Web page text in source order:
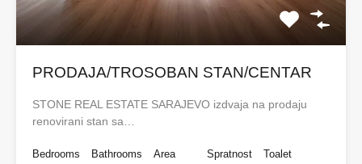
PRODAJA/TROSOBAN STAN/CENTAR
STONE REAL ESTATE SARAJEVO izdvaja na prodaju
renovirani stan sa…
Bedrooms
Bathrooms
Area
Spratnost
Toalet